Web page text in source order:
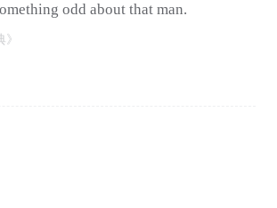
odd about that man.